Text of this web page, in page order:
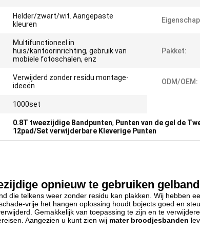
Helder/zwart/wit. Aangepaste
kleuren
Multifunctioneel in
huis/kantoorinrichting, gebruik van
mobiele fotoschalen, enz
Pakket:
Verwijderd zonder residu montage-
ideeën
ODM/OEM:
1000set
0.8T tweezijdige Bandpunten, Punten van de gel de
12pad/Set verwijderbare Kleverige Punten
opnieuw te gebruiken
die telkens weer zonder residu kan plakken. Wij hebben
vrije het hangen oplossing houdt bojects goed en
Gemakkelijk van toepassing te zijn en te
Aangezien u kunt zien wij mater broodjesbanden